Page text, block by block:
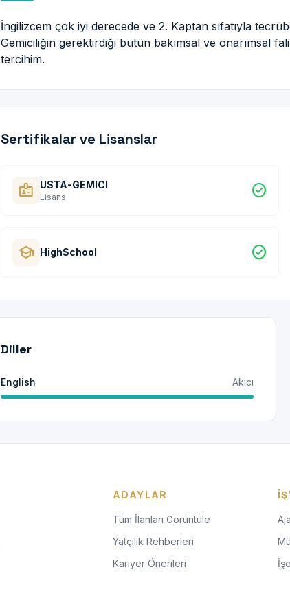
İngilizcem çok iyi derecede ve 2. Kaptan sıfatıyla
Gemiciliğin gerektirdiği bütün bakımsal ve onarımsal
tercihim.
Sertifikalar ve Lisanslar
badge USTA-GEMICI
Lisans check_circle
school HighSchool check_circle
Diller
English Akıcı
ADAYLAR
Tüm İlanları Görüntüle
Yatçılık Rehberleri
Kariyer Önerileri